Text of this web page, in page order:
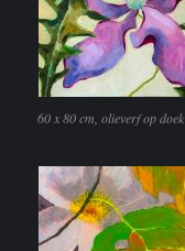
60 x 80 cm, olieverf op doek